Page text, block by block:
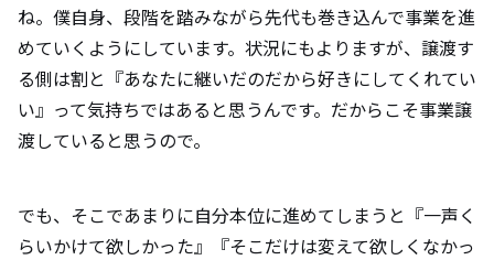
ね。僕自身、段階を踏みながら先代も巻き込んで事業を進
めていくようにしています。状況にもよりますが、譲渡す
る側は割と『あなたに継いだのだから好きにしてくれてい
い』って気持ちではあると思うんです。だからこそ事業譲
渡していると思うので。
でも、そこであまりに自分本位に進めてしまうと『一声く
らいかけて欲しかった』『そこだけは変えて欲しくなかっ